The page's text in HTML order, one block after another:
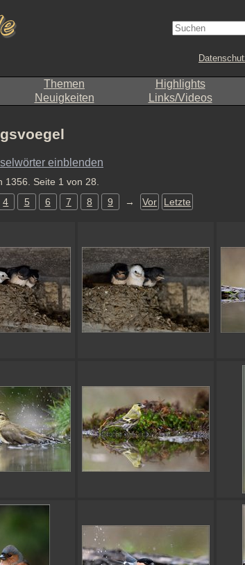
Themen Highlights
Neuigkeiten Links/Videos
einblenden
1356. Seite 1 von 28.
4 5 6 7 8 9 → Vor Letzte